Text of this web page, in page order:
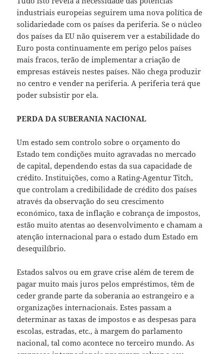
industriais europeias seguirem uma nova política de
solidariedade com os países da periferia. Se o núcleo
dos países da EU não quiserem ver a estabilidade do
Euro posta continuamente em perigo pelos países
mais fracos, terão de implementar a criação de
empresas estáveis nestes países. Não chega produzir
no centro e vender na periferia. A periferia terá que
poder subsistir por ela.
PERDA DA SUBERANIA NACIONAL
Um estado sem controlo sobre o orçamento do
Estado tem condições muito agravadas no mercado
de capital, dependendo estas da sua capacidade de
crédito. Instituições, como a Rating-Agentur Titch,
que controlam a credibilidade de crédito dos países
através da observação do seu crescimento
económico, taxa de inflação e cobrança de impostos,
estão muito atentas ao desenvolvimento e chamam a
atenção internacional para o estado dum Estado em
desequilíbrio.
Estados salvos ou em grave crise além de terem de
pagar muito mais juros pelos empréstimos, têm de
ceder grande parte da soberania ao estrangeiro e a
organizações internacionais. Estes passam a
determinar as taxas de impostos e as despesas para
escolas, estradas, etc., à margem do parlamento
nacional, tal como acontece no terceiro mundo. As